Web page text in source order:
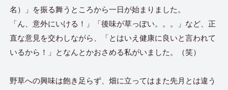
名）」を振る舞うところから一日が始まりました。
「ん、意外にいける！」「後味が草っぽい。。。」など、正
直な意見を交わしながら、「とはいえ健康に良いと言われて
いるから！」となんとかおさめる私がいました。（笑）
野草への興味は飽き足らず、畑に立ってはまた先月とは違う